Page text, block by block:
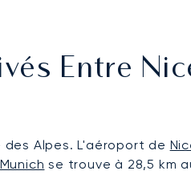
Entre
Alpes. L'aéroport de
Munich se trouve à 28,5 km